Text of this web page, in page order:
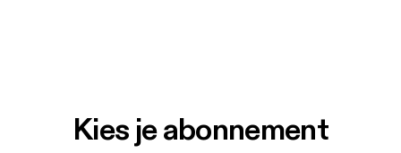
Kies je abonnement